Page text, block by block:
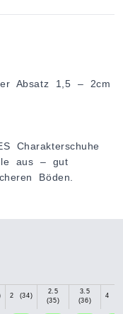
Absatz 1,5 – 2cm
Charakterschuhe
aus – gut
Böden.
2 (34)
2.5
(35)
3.5
(36)
4